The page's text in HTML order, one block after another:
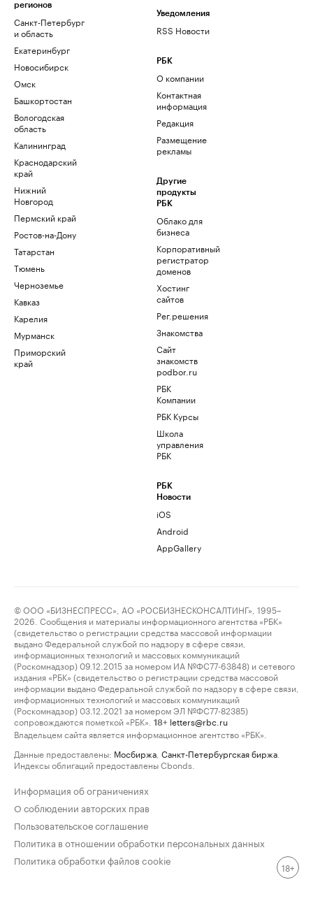
регионов
Санкт-Петербург
и область
Екатеринбург
Новосибирск
Омск
Башкортостан
Вологодская
область
Калининград
Краснодарский
край
Нижний
Новгород
Пермский край
Ростов-на-Дону
Татарстан
Тюмень
Черноземье
Кавказ
Карелия
Мурманск
Приморский
край
Уведомления
RSS Новости
РБК
О компании
Контактная
информация
Редакция
Размещение
рекламы
Другие
продукты
РБК
Облако для
бизнеса
Корпоративный
регистратор
доменов
Хостинг
сайтов
Рег.решения
Знакомства
Сайт
знакомств
podbor.ru
РБК
Компании
РБК Курсы
Школа
управления
РБК
РБК
Новости
iOS
Android
AppGallery
© ООО «БИЗНЕСПРЕСС», АО «РОСБИЗНЕСКОНСАЛТИНГ», 1995–
2026. Сообщения и материалы информационного агентства «РБК»
(свидетельство о регистрации средства массовой информации
выдано Федеральной службой по надзору в сфере связи,
информационных технологий и массовых коммуникаций
(Роскомнадзор) 09.12.2015 за номером ИА №ФС77-63848) и сетевого
издания «РБК» (свидетельство о регистрации средства массовой
информации выдано Федеральной службой по надзору в сфере связи,
информационных технологий и массовых коммуникаций
(Роскомнадзор) 03.12.2021 за номером ЭЛ №ФС77-82385)
сопровождаются пометкой «РБК».
18+ letters@rbc.ru
Владельцем сайта является информационное агентство «РБК».
Данные предоставлены: Мосбиржа Санкт-Петербургская биржа
Индексы облигаций предоставлены Cbonds.
Информация об ограничениях
О соблюдении авторских прав
Пользовательское соглашение
Политика в отношении обработки персональных данных
Политика обработки файлов cookie
18+